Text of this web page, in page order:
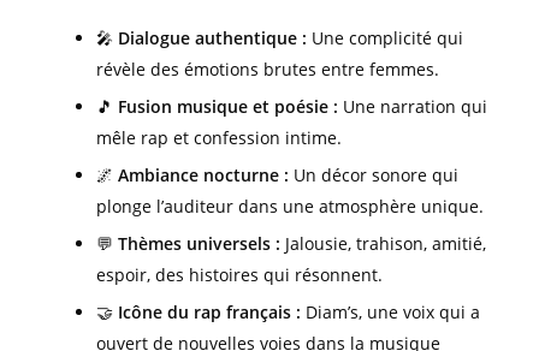
🎤 Dialogue authentique : Une complicité qui
révèle des émotions brutes entre femmes.
🎵 Fusion musique et poésie : Une narration qui
mêle rap et confession intime.
🌌 Ambiance nocturne : Un décor sonore qui
plonge l’auditeur dans une atmosphère unique.
💬 Thèmes universels : Jalousie, trahison, amitié,
espoir, des histoires qui résonnent.
🤝 Icône du rap français : Diam’s, une voix qui a
ouvert de nouvelles voies dans la musique